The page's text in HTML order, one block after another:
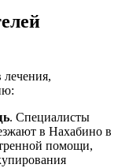
. Специалисты
в Нахабино в
помощи,